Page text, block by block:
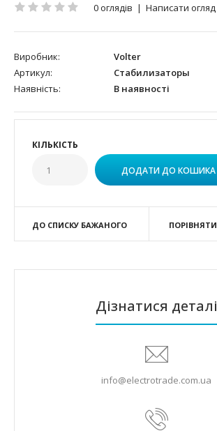
0 оглядів | Написати огляд
Виробник:
Volter
Артикул:
Стабилизаторы
Наявність:
В наявності
КІЛЬКІСТЬ
ДО СПИСКУ БАЖАНОГО ПОРІВНЯТИ
Дізнатися деталі
info@electrotrade.com.ua